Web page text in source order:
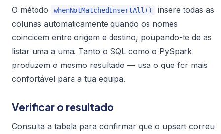
O método whenNotMatchedInsertAll()
insere todas as
colunas automaticamente quando os nomes
coincidem entre origem e destino, poupando-te de as
listar uma a uma. Tanto o SQL como o PySpark
produzem o mesmo resultado — usa o que for mais
confortável para a tua equipa.
Verificar o resultado
Consulta a tabela para confirmar que o upsert correu